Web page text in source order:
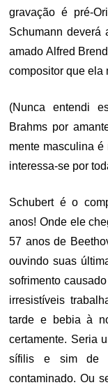
gravação é pré-
Schumann deverá
amado Alfred
compositor que ela
(Nunca entendi
Brahms por
mente masculina
interessa-se por
Schubert é o
anos! Onde ele
57 anos de
ouvindo suas
sofrimento
irresistíveis
tarde e bebia à
certamente. Seria
sífilis e sim de
contaminado. Ou